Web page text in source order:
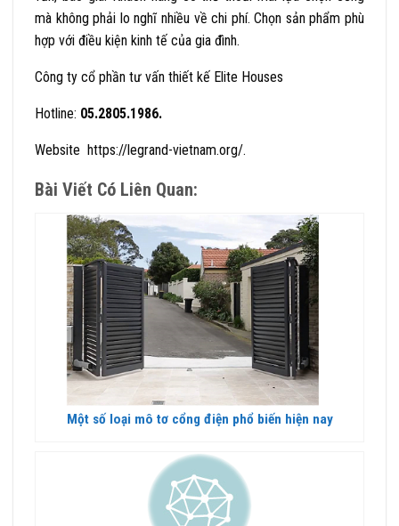
mà không phải lo nghĩ nhiều về chi phí. Chọn sản phẩm phù
hợp với điều kiện kinh tế của gia đình.
Công ty cổ phần tư vấn thiết kế Elite Houses
Hotline: 05.2805.1986.
Website https://legrand-vietnam.org/.
Bài Viết Có Liên Quan:
Một số loại mô tơ cổng điện phổ biến hiện nay